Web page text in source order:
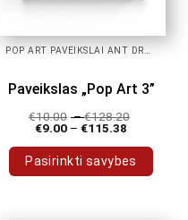
Paveikslas „Pop Art 3”
€10.00 –€128.20
€9.00 – €115.38
Pasirinkti savybes